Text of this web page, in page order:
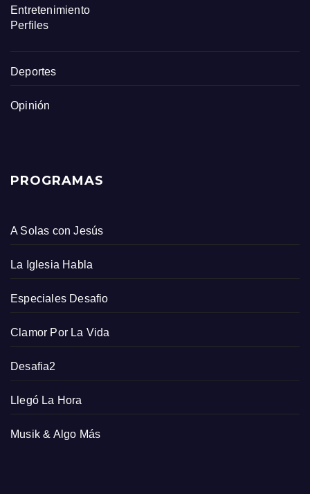
Entretenimiento
Perfiles
Deportes
Opinión
PROGRAMAS
A Solas con Jesús
La Iglesia Habla
Especiales Desafio
Clamor Por La Vida
Desafia2
Llegó La Hora
Musik & Algo Más